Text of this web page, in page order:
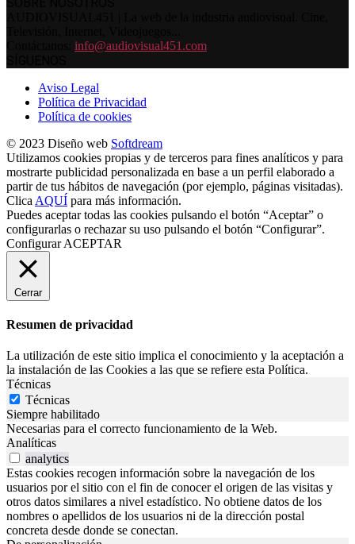
info@audiovisual451.com
Aviso Legal
Política de Privacidad
Política de cookies
© 2023 Diseño web Softdream
Utilizamos cookies propias y de terceros para fines analíticos y para
mostrarte publicidad personalizada en base a un perfil elaborado a
partir de tus hábitos de navegación (por ejemplo, páginas visitadas).
Clica AQUÍ para más información.
Puedes aceptar todas las cookies pulsando el botón “Aceptar” o
configurarlas o rechazar su uso pulsando el botón “Configurar”.
Configurar ACEPTAR
Cerrar
Resumen de privacidad
La utilización de este sitio implica el conocimiento y la aceptación a
la instalación de las Cookies a las que se refiere esta Política.
Técnicas
Técnicas
Siempre habilitado
Necesarias para el correcto funcionamiento de la Web.
Analíticas
analytics
Estas cookies recogen información sobre la navegación de los
usuarios por el sitio con el fin de conocer el origen de las visitas y
otros datos similares a nivel estadístico. No obtiene datos de los
nombres o apellidos de los usuarios ni de la dirección postal
concreta desde donde se conectan.